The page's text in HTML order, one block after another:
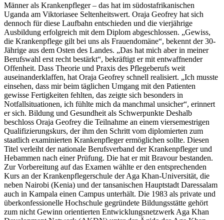
Männer als Krankenpfleger – das hat im südostafrikanischen
Uganda am Viktoriasee Seltenheitswert. Oraja Geofrey hat sich
dennoch für diese Laufbahn entschieden und die vierjährige
Ausbildung erfolgreich mit dem Diplom abgeschlossen. „Gewiss,
die Krankenpflege gilt bei uns als Frauendomäne“, bekennt der 30-
Jährige aus dem Osten des Landes. „Das hat mich aber in meiner
Berufswahl erst recht bestärkt“, bekräftigt er mit entwaffnender
Offenheit. Dass Theorie und Praxis des Pflegeberufs weit
auseinanderklaffen, hat Oraja Geofrey schnell realisiert. „Ich musste
einsehen, dass mir beim täglichen Umgang mit den Patienten
gewisse Fertigkeiten fehlten, das zeigte sich besonders in
Notfallsituationen, ich fühlte mich da manchmal unsicher“, erinnert
er sich. Bildung und Gesundheit als Schwerpunkte Deshalb
beschloss Oraja Geofrey die Teilnahme an einem viersemestrigen
Qualifizierungskurs, der ihm den Schritt vom diplomierten zum
staatlich examinierten Krankenpfleger ermöglichen sollte. Diesen
Titel verleiht der nationale Berufsverband der Krankenpfleger und
Hebammen nach einer Prüfung. Die hat er mit Bravour bestanden.
Zur Vorbereitung auf das Examen wählte er den entsprechenden
Kurs an der Krankenpflegerschule der Aga Khan-Universität, die
neben Nairobi (Kenia) und der tansanischen Hauptstadt Daressalam
auch in Kampala einen Campus unterhält. Die 1983 als private und
überkonfessionelle Hochschule gegründete Bildungsstätte gehört
zum nicht Gewinn orientierten Entwicklungsnetzwerk Aga Khan